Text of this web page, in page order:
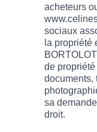
acheteurs
sociaux
la propriété
de
documents,
sa
droit.